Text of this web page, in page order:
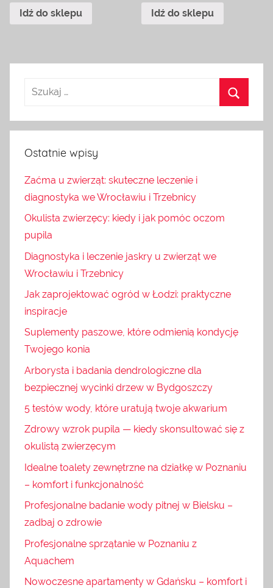
Idź do sklepu Idź do sklepu
Ostatnie wpisy
Zaćma u zwierząt: skuteczne leczenie i
diagnostyka we Wrocławiu i Trzebnicy
Okulista zwierzęcy: kiedy i jak pomóc oczom
pupila
Diagnostyka i leczenie jaskry u zwierząt we
Wrocławiu i Trzebnicy
Jak zaprojektować ogród w Łodzi: praktyczne
inspiracje
Suplementy paszowe, które odmienią kondycję
Twojego konia
Arborysta i badania dendrologiczne dla
bezpiecznej wycinki drzew w Bydgoszczy
5 testów wody, które uratują twoje akwarium
Zdrowy wzrok pupila — kiedy skonsultować się z
okulistą zwierzęcym
Idealne toalety zewnętrzne na działkę w Poznaniu
– komfort i funkcjonalność
Profesjonalne badanie wody pitnej w Bielsku –
zadbaj o zdrowie
Profesjonalne sprzątanie w Poznaniu z
Aquachem
Nowoczesne apartamenty w Gdańsku – komfort i